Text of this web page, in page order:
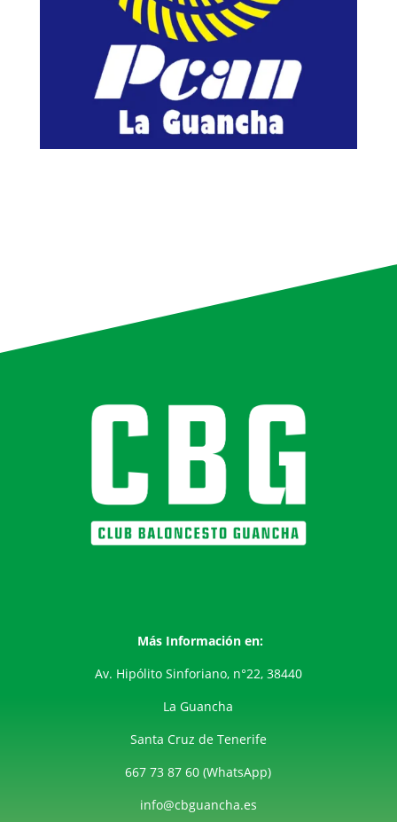
Más Información en:
Av. Hipólito Sinforiano, n°22, 38440
La Guancha
Santa Cruz de Tenerife
667 73 87 60 (WhatsApp)
info@cbguancha.es